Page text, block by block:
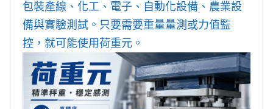
包裝產線、化工、電子、自動化設備、農業設
備與實驗測試。只要需要重量量測或力值監
控，就可能使用荷重元。